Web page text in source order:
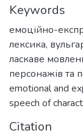
Keywords
емоційно-
лексика,
ласкаве
персонажів та
emotional and
speech of
Citation